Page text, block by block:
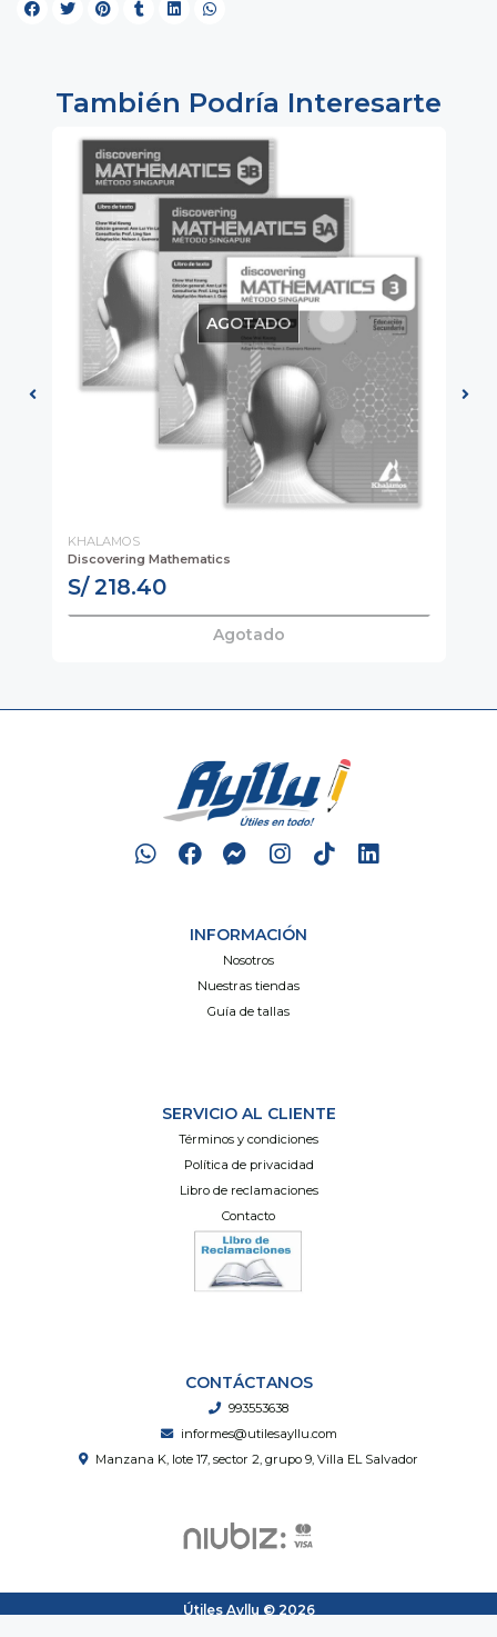
También Podría Interesarte
AGOTADO
KHALAMOS
Discovering Mathematics
S/ 218.40
Agotado
INFORMACIÓN
Nosotros
Nuestras tiendas
Guía de tallas
SERVICIO AL CLIENTE
Términos y condiciones
Política de privacidad
Libro de reclamaciones
Contacto
CONTÁCTANOS
993553638
informes@utilesayllu.com
Manzana K, lote 17, sector 2, grupo 9, Villa EL Salvador
Útiles Ayllu © 2026